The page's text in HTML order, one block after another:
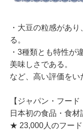
・大豆の粒感があ
る。
・3種類とも特性が
美味しさである。
など、高い評価をい
【ジャパン・フー
日本初の食品・食材
★ 23,000人のフード